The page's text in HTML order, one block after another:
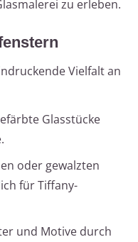
zu erleben.
Vielfalt an
Glasstücke
oder gewalzten
für Tiffany-
und Motive durch